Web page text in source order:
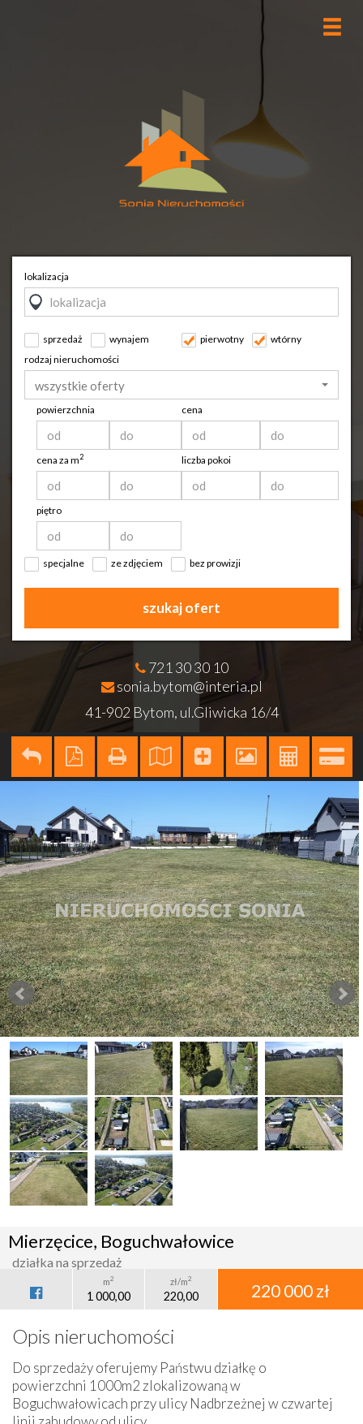
lokalizacja
sprzedaż wynajem pierwotny
wtórny
rodzaj nieruchomości
wszystkie oferty
powierzchnia cena
cena za m2 liczba pokoi
piętro
specjalne ze zdjęciem bez prowizji
szukaj ofert
721 30 30 10
sonia.bytom@interia.pl
41-902 Bytom, ul.Gliwicka 16/4
Mierzęcice, Boguchwałowice
działka na sprzedaż
m2
1 000,00
zł/m2
220,00 220 000 zł
Opis nieruchomości
Do sprzedaży oferujemy Państwu działkę o
powierzchni 1000m2 zlokalizowaną w
Boguchwałowicach przy ulicy Nadbrzeżnej w czwartej